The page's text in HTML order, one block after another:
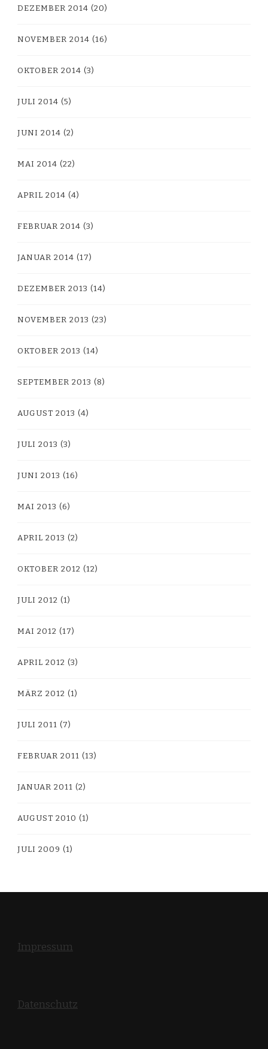
DEZEMBER 2014 (20)
NOVEMBER 2014 (16)
OKTOBER 2014 (3)
JULI 2014 (5)
JUNI 2014 (2)
MAI 2014 (22)
APRIL 2014 (4)
FEBRUAR 2014 (3)
JANUAR 2014 (17)
DEZEMBER 2013 (14)
NOVEMBER 2013 (23)
OKTOBER 2013 (14)
SEPTEMBER 2013 (8)
AUGUST 2013 (4)
JULI 2013 (3)
JUNI 2013 (16)
MAI 2013 (6)
APRIL 2013 (2)
OKTOBER 2012 (12)
JULI 2012 (1)
MAI 2012 (17)
APRIL 2012 (3)
MÄRZ 2012 (1)
JULI 2011 (7)
FEBRUAR 2011 (13)
JANUAR 2011 (2)
AUGUST 2010 (1)
JULI 2009 (1)
Impressum
Datenschutz